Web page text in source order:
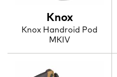
Knox
Knox Handroid Pod
MKIV